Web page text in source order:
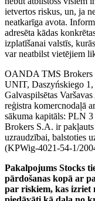
ietvertos riskus, un, ja
neatkarīga avota.
adresēta kādas
izplatīšanai valstīs,
var neatbilst vietējiem
OANDA TMS Brokers
UNIT, Daszyńskiego 1,
Galvaspilsētas
reģistra komercnodaļā
sākuma kapitāls: PLN
Brokers S.A. ir pakļauts
uzraudzībai, balstoties
(KPWig-4021-54-1/
Pakalpojums Stocks
pārdošanas kopā ar
par riskiem, kas izriet